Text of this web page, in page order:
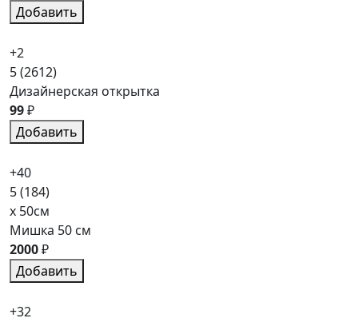
Добавить
+2
5(2612)
Дизайнерская открытка
99₽
Добавить
+40
5(184)
x 50см
Мишка 50 см
2000₽
Добавить
+32